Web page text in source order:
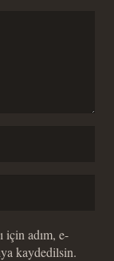
için adım, e-
kaydedilsin.